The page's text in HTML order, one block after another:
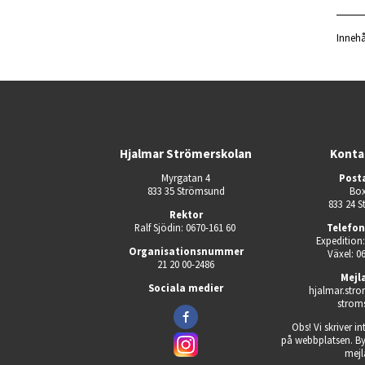
Hjalmar Strömerskolan
Myrgatan 4
833 35 Strömsund
Rektor
Ralf Sjödin: 0670-161 60
Organisationsnummer
21 20 00-2486
Sociala medier
833 24
Växel:
Obs! Vi skriver
på webbplatsen.